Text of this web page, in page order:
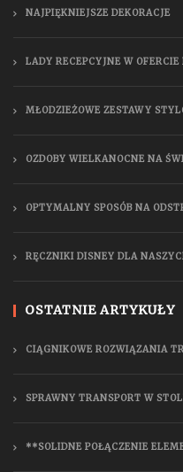
NAJPIĘKNIEJSZE DEKORACJE
LADY RECEPCYJNE W
MŁODZIEŻOWE ZESTAWY
OZDOBY WIELKANOCNE NA
OPTYMALNY SPOSÓB NA
RĘCZNIKI DISNEY DLA
OSTATNIE ARTYKUŁY
CIĄGNIKOWE ROZWIĄZANIA
SPRAWNY TRANSPORT W
**SOLIDNE POŁĄCZENIE